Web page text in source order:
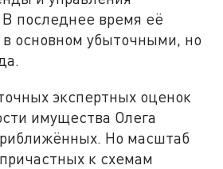
последнее время её
основном убыточными, но
экспертных оценок
имущества Олега
Но масштаб
к схемам